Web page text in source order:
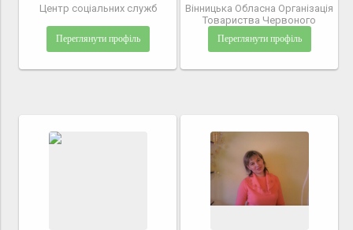
Центр соціальних служб
Переглянути профіль
Вінницька Обласна Організація
Товариства Червоного
Переглянути профіль